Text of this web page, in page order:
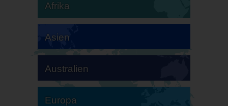
Afrika
Asien
Australien
Europa